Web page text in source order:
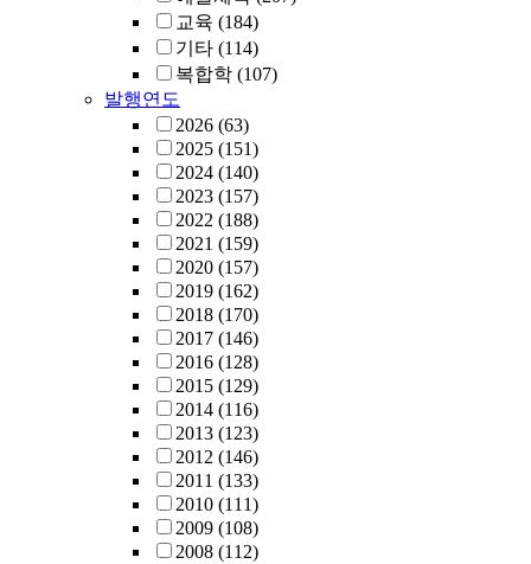
교육 (184)
기타 (114)
복합학 (107)
발행연도
2026 (63)
2025 (151)
2024 (140)
2023 (157)
2022 (188)
2021 (159)
2020 (157)
2019 (162)
2018 (170)
2017 (146)
2016 (128)
2015 (129)
2014 (116)
2013 (123)
2012 (146)
2011 (133)
2010 (111)
2009 (108)
2008 (112)